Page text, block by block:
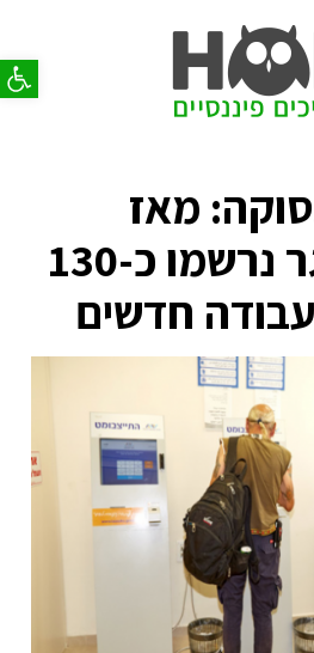
פתח
מאז
תחילת הסגר נרשמו כ-130
חדשים